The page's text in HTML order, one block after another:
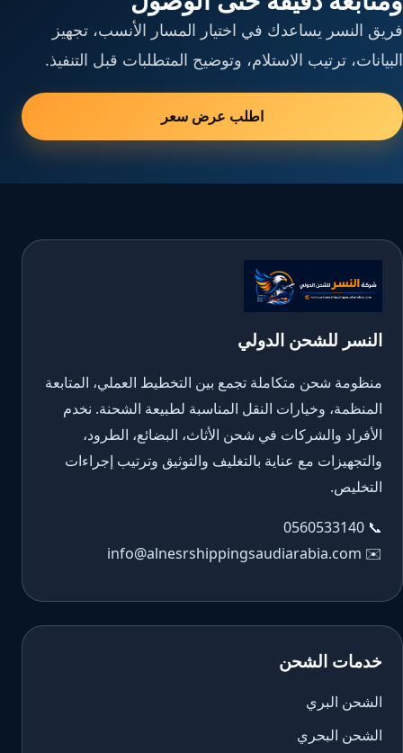
فريق النسر يساعدك في اختيار المسار الأنسب، تجهيز
البيانات، ترتيب الاستلام، وتوضيح المتطلبات قبل التنفيذ.
اطلب عرض سعر
النسر للشحن الدولي
منظومة شحن متكاملة تجمع بين التخطيط العملي، المتابعة
المنظمة، وخيارات النقل المناسبة لطبيعة الشحنة. نخدم
الأفراد والشركات في شحن الأثاث، البضائع، الطرود،
والتجهيزات مع عناية بالتغليف والتوثيق وترتيب إجراءات
التخليص.
📞
0560533140
✉️
info@alnesrshippingsaudiarabia.com
خدمات الشحن
الشحن البري
الشحن البحري